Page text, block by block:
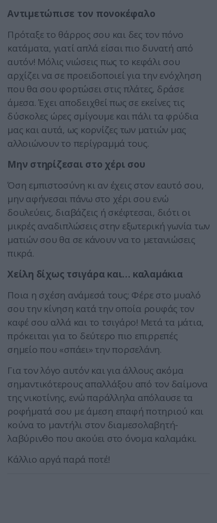
Αντιμετώπισε τον πονοκέφαλο
Πρόταξε το θάρρος σου και δες τον πόνο
κατάματα, γιατί απλά είσαι πιο δυνατή από
αυτόν! Μόλις νιώσεις πως το κεφάλι σου
αρχίζει να σε προειδοποιεί για την ενόχληση
που θα σου φορτώσει στις πλάτες, δράσε
άμεσα. Έχει αποδειχθεί πως σε εκείνες τις
δύσκολες ώρες σμίγουμε και πάλι τα φρύδια
μας και αυτά, ως κορνίζες των ματιών μας
αλλοιώνουν το περίγραμμά τους.
Μην στηρίζεσαι στο χέρι σου
Όση εμπιστοσύνη κι αν έχεις στον εαυτό σου,
μην αφήνεσαι πάνω στο χέρι σου ενώ
δουλεύεις, διαβάζεις ή σκέφτεσαι, διότι οι
μικρές αναδιπλώσεις στην εξωτερική γωνία των
ματιών σου θα σε κάνουν να το μετανιώσεις
πικρά.
Χείλη δίχως τσιγάρα και… καλαμάκια
Ποια η σχέση ανάμεσά τους; Φέρε στο μυαλό
σου την κίνηση κατά την οποία ρουφάς τον
καφέ σου αλλά και το τσιγάρο! Μετά τα μάτια,
πρόκειται για το δεύτερο πιο επιρρεπές
σημείο που «σπάει» την πορσελάνη.
Για τον λόγο αυτόν και για άλλους ακόμα
σημαντικότερους απαλλάξου από τον δαίμονα
της νικοτίνης, ενώ παράλληλα απόλαυσε τα
ροφήματά σου με άμεση επαφή ποτηριού και
κούνα το μαντήλι στον διαμεσολαβητή-
λαβύρινθο που ακούει στο όνομα καλαμάκι.
Κάλλιο αργά παρά ποτέ!